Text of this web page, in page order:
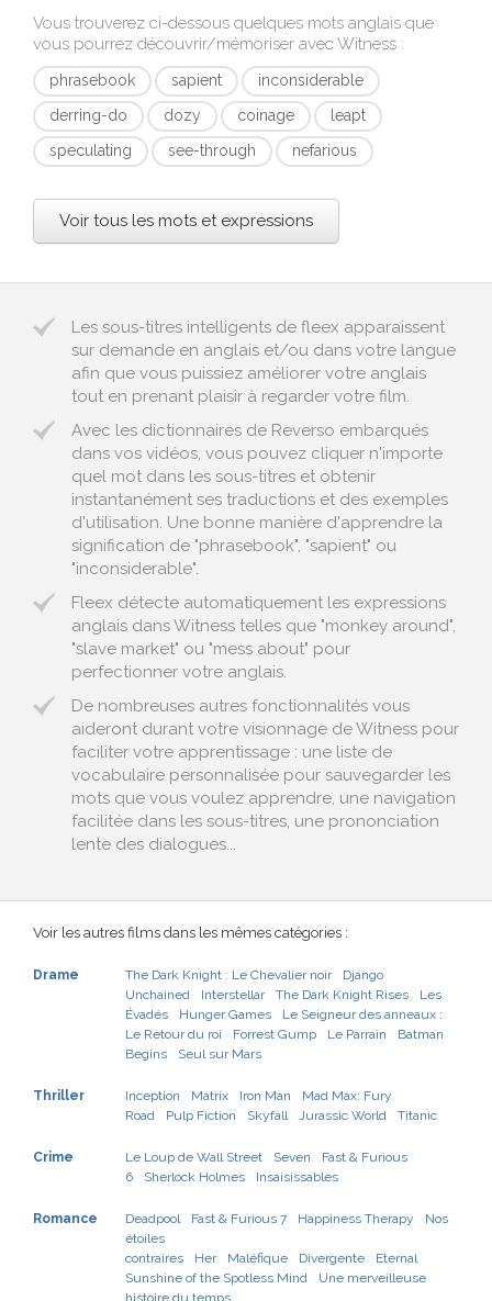
Vous trouverez ci-dessous quelques mots anglais que
vous pourrez découvrir/mémoriser avec Witness :
phrasebook sapient
inconsiderable
derring-do
dozy coinage
leapt
speculating
see-through nefarious
Voir tous les mots et expressions
Les sous-titres intelligents de fleex apparaissent
sur demande en anglais et/ou dans votre langue
afin que vous puissiez améliorer votre anglais
tout en prenant plaisir à regarder votre film.
Avec les dictionnaires de Reverso embarqués
dans vos vidéos, vous pouvez cliquer n'importe
quel mot dans les sous-titres et obtenir
instantanément ses traductions et des exemples
d'utilisation. Une bonne manière d'apprendre la
signification de "phrasebook", "sapient" ou
"inconsiderable".
Fleex détecte automatiquement les expressions
anglais dans Witness telles que "monkey around",
"slave market" ou "mess about" pour
perfectionner votre anglais.
De nombreuses autres fonctionnalités vous
aideront durant votre visionnage de Witness pour
faciliter votre apprentissage : une liste de
vocabulaire personnalisée pour sauvegarder les
mots que vous voulez apprendre, une navigation
facilitée dans les sous-titres, une prononciation
lente des dialogues...
Voir les autres films dans les mêmes catégories :
Drame The Dark Knight : Le Chevalier noir
Django
Unchained
Interstellar The Dark Knight Rises
Les
Évadés
Hunger Games
Le Seigneur des anneaux :
Le Retour du roi
Forrest Gump Le Parrain
Batman
Begins
Seul sur Mars
Thriller Inception Matrix Iron Man
Mad Max: Fury
Road
Pulp Fiction Skyfall Jurassic World Titanic
Crime Le Loup de Wall Street Seven
Fast & Furious
6
Sherlock Holmes Insaisissables
Romance Deadpool Fast & Furious 7 Happiness Therapy
Nos
étoiles
contraires
Her Maléfique Divergente
Eternal
Sunshine of the Spotless Mind
Une merveilleuse
histoire du temps